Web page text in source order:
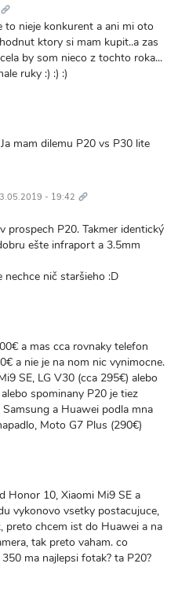
odkaz
to nieje konkurent a ani mi oto
ktory si mam kupit..a zas
by som nieco z tochto roka...
ruky :) :) :)
mam dilemu P20 vs P30 lite
- 19:42 odkaz
prospech P20. Takmer identický
ešte infraport a 3.5mm
nič staršieho :D
a mas cca rovnaky telefon
a nie je na nom nic vynimocne.
SE, LG V30 (cca 295€) alebo
spominany P20 je tiez
a Huawei podla mna
Moto G7 Plus (290€)
Honor 10, Xiaomi Mi9 SE a
vykonovo vsetky postacujuce,
preto chcem ist do Huawei a na
tak preto vaham. co
ma najlepsi fotak? ta P20?